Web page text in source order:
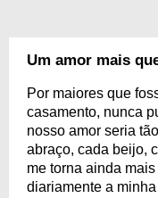
Um amor mais
Por maiores que
casamento, nunca
nosso amor seria
abraço, cada beijo,
me torna ainda
diariamente a